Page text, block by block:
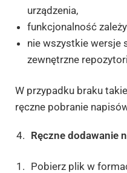
urządzenia,
funkcjonalność
nie wszystkie wersje
zewnętrzne
W przypadku braku
ręczne pobranie
Ręczne dodawanie
Pobierz plik w